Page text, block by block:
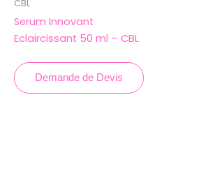
CBL
Serum Innovant
Eclaircissant 50 ml – CBL
Demande de Devis